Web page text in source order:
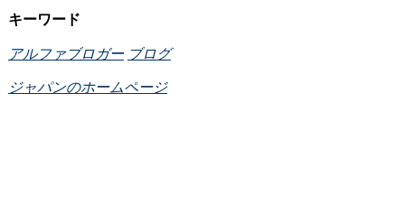
キーワード
アルファブロガー ブログ
ジャパンのホームページ